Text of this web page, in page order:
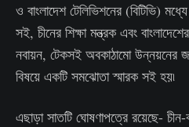
ও বাংলাদেশ টেলিভিশনের (বিটিভি)
সই, চীনের শিক্ষা মন্ত্রক এবং
নবায়ন, টেকসই অবকাঠামো উন্নয়নের
বিষয়ে একটি সমঝোতা স্মারক সই হয়৷
এছাড়া সাতটি ঘোষণাপত্রে রয়েছে-